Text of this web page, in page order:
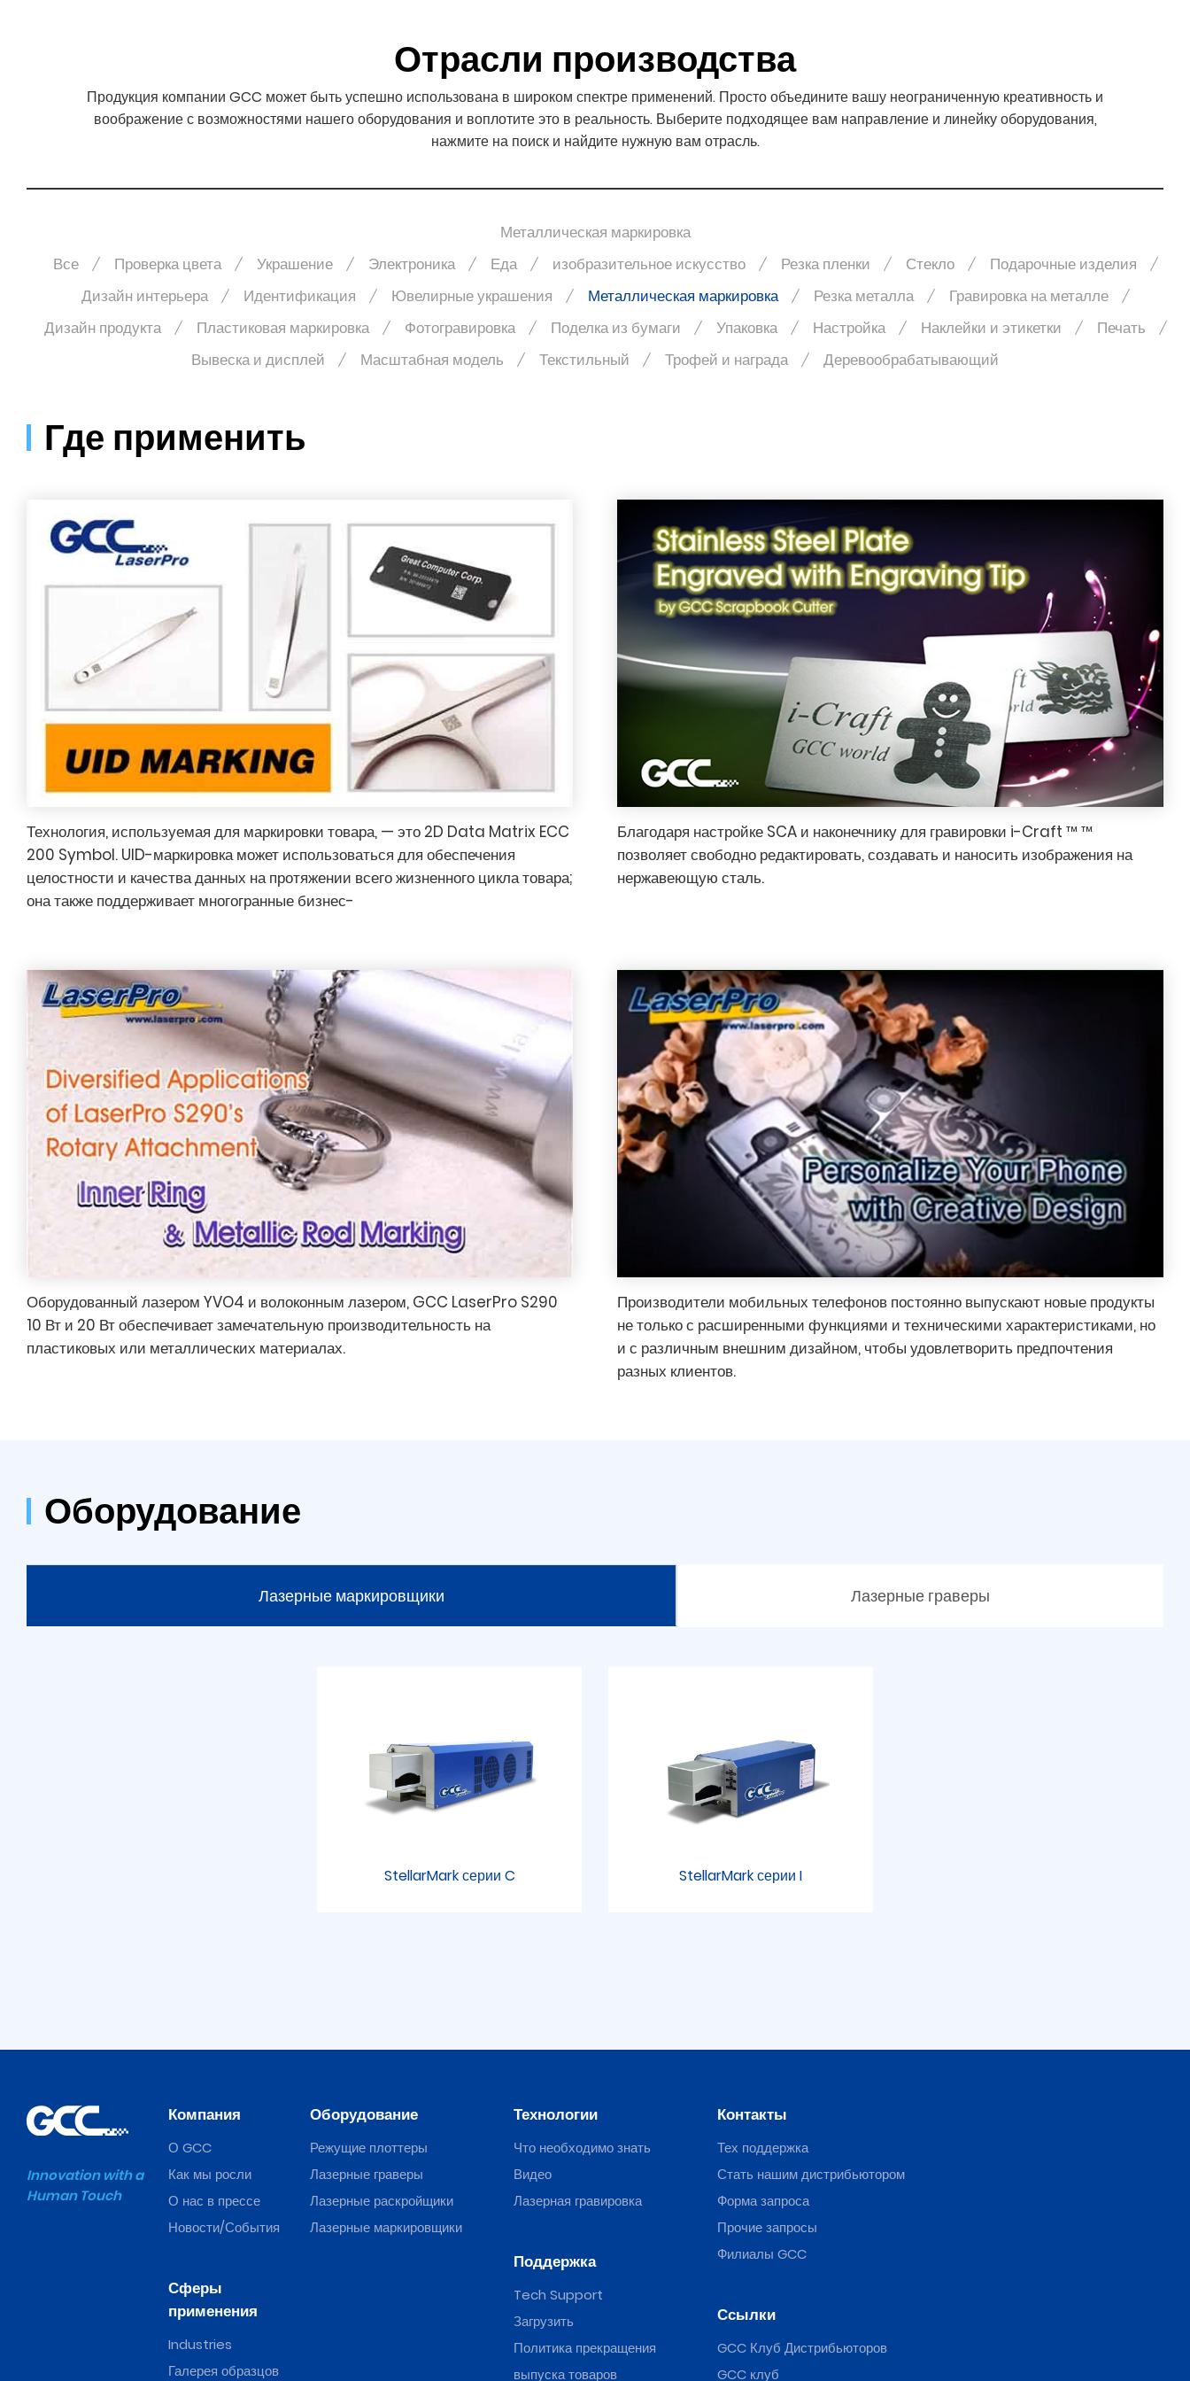
Отрасли производства
Продукция компании GCC может быть успешно использована в широком спектре применений. Просто объедините вашу неограниченную креативность и
воображение с возможностями нашего оборудования и воплотите это в реальность. Выберите подходящее вам направление и линейку оборудования,
нажмите на поиск и найдите нужную вам отрасль.
Металлическая маркировка
Все
Проверка цвета Украшение Электроника Еда изобразительное искусство Резка пленки Стекло
Подарочные изделия
Дизайн интерьера
Идентификация Ювелирные украшения Металлическая маркировка Резка металла
Гравировка на металле
Дизайн продукта
Пластиковая маркировка Фотогравировка Поделка из бумаги Упаковка Настройка Наклейки и этикетки
Печать
Вывеска и дисплей
Масштабная модель Текстильный Трофей и награда Деревообрабатывающий
Где применить
Технология, используемая для маркировки товара, — это 2D Data Matrix ECC
200 Symbol. UID-маркировка может использоваться для обеспечения
целостности и качества данных на протяжении всего жизненного цикла товара;
она также поддерживает многогранные бизнес-
Благодаря настройке SCA и наконечнику для гравировки i-Craft ™ ™
позволяет свободно редактировать, создавать и наносить изображения на
нержавеющую сталь.
Оборудованный лазером YVO4 и волоконным лазером, GCC LaserPro S290
10 Вт и 20 Вт обеспечивает замечательную производительность на
пластиковых или металлических материалах.
Производители мобильных телефонов постоянно выпускают новые продукты
не только с расширенными функциями и техническими характеристиками, но
и с различным внешним дизайном, чтобы удовлетворить предпочтения
разных клиентов.
Оборудование
Лазерные маркировщики Лазерные граверы
StellarMark серии C StellarMark серии I
Spirit
Innovation with a
Human Touch
Компания
О GCC
Как мы росли
О нас в прессе
Новости/События
Сферы
применения
Industries
Галерея образцов
Оборудование
Режущие плоттеры
Лазерные граверы
Лазерные раскройщики
Лазерные маркировщики
Технологии
Что необходимо знать
Видео
Лазерная гравировка
Поддержка
Tech Support
Загрузить
Политика прекращения
выпуска товаров
Контакты
Тех поддержка
Стать нашим дистрибьютором
Форма запроса
Прочие запросы
Филиалы GCC
Ссылки
GCC Клуб Дистрибьюторов
GCC клуб